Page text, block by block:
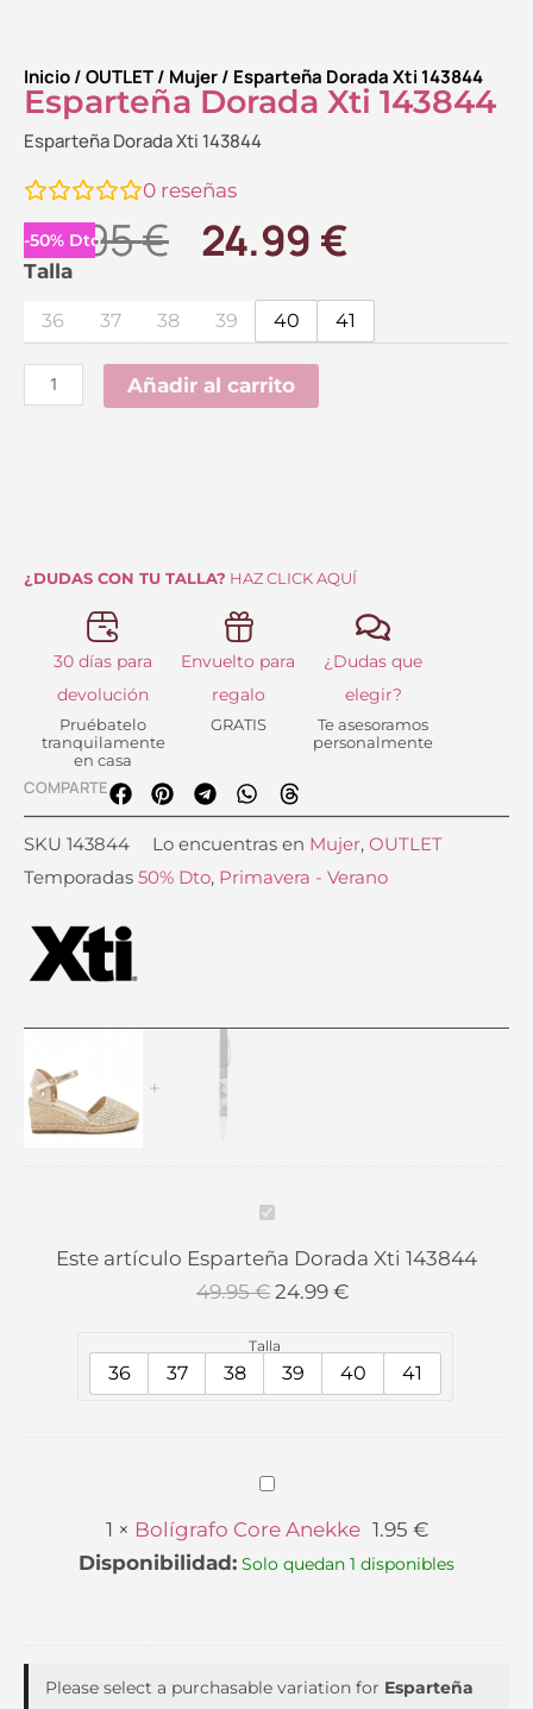
Inicio/OUTLET/ Mujer/ Esparteña Dorada Xti 143844
Esparteña Dorada Xti 143844
Esparteña Dorada Xti 143844
0 reseñas
-50% Dto.
49.95€ El
original
era:
49.95 €.
24.99 €El
actual
Talla
36 37 38 39 40 41
Esparteña
Xti
143844
cantidad
Añadir al carrito
¿DUDAS CON TU TALLA? HAZ CLICK AQUÍ
30 días para
devolución
Pruébatelo
tranquilamente
en casa
Envuelto para
regalo
GRATIS
¿Dudas que
elegir?
Te asesoramos
personalmente
COMPARTE
SKU 143844 Lo encuentras en Mujer, OUTLET
Temporadas 50% Dto, Primavera - Verano
Esparteña
Dorada
Xti
Este artículo Esparteña Dorada Xti 143844
49.95€ 24.99 €
Talla
36 37 38 39 40 41
Bolígrafo
Core
1 × Bolígrafo Core Anekke 1.95 €
Disponibilidad: Solo quedan 1 disponibles
Please select a purchasable variation for Esparteña